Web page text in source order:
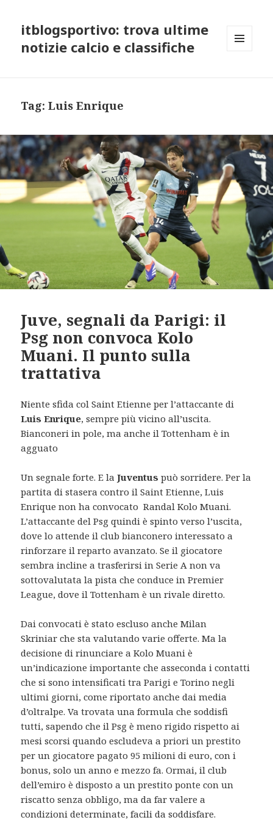
itblogsportivo: trova ultime
notizie calcio e classifiche
Tag:Luis Enrique
Juve, segnali da Parigi: il
Psg non convoca Kolo
Muani. Il punto sulla
trattativa
Niente sfida col Saint Etienne per l’attaccante di
Luis Enrique, sempre più vicino all’uscita.
Bianconeri in pole, ma anche il Tottenham è in
agguato
Un segnale forte. E laJuventus può sorridere. Per la
partita di stasera contro il Saint Etienne, Luis
Enrique non ha convocato Randal Kolo Muani.
L’attaccante del Psg quindi è spinto verso l’uscita,
dove lo attende il club bianconero interessato a
rinforzare il reparto avanzato. Se il giocatore
sembra incline a trasferirsi in Serie A non va
sottovalutata la pista che conduce in Premier
League, dove il Tottenham è un rivale diretto.
Dai convocati è stato escluso anche Milan
Skriniar che sta valutando varie offerte. Ma la
decisione di rinunciare a Kolo Muani è
un’indicazione importante che asseconda i contatti
che si sono intensificati tra Parigi e Torino negli
ultimi giorni, come riportato anche dai media
d’oltralpe. Va trovata una formula che soddisfi
tutti, sapendo che il Psg è meno rigido rispetto ai
mesi scorsi quando escludeva a priori un prestito
per un giocatore pagato 95 milioni di euro, con i
bonus, solo un anno e mezzo fa. Ormai, il club
dell’emiro è disposto a un prestito ponte con un
riscatto senza obbligo, ma da far valere a
condizioni determinate, facili da soddisfare.